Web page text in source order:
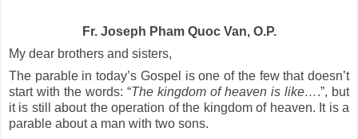
Fr. Joseph Pham Quoc Van, O.P.
My dear brothers and sisters,
The parable in today’s Gospel is one of the few that doesn’t
start with the words: “The kingdom of heaven is like….”, but
it is still about the operation of the kingdom of heaven. It is a
parable about a man with two sons.